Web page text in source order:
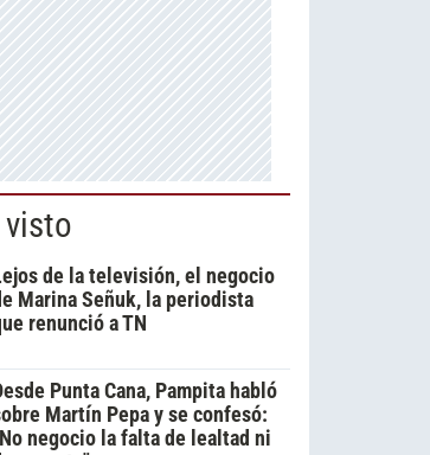
de la televisión, el negocio
Marina Señuk, la periodista
renunció a TN
Punta Cana, Pampita habló
Martín Pepa y se confesó:
negocio la falta de lealtad ni